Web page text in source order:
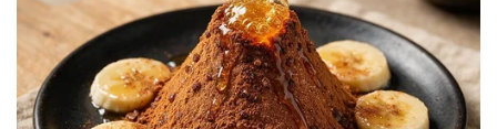
Tentang Katadata Advertising Karier
Pedoman Media Siber
Kebijakan Privasi
Disclaimer
Hubungi Kami
©2026 Katadata. Hak cipta dilindungi Undang-undang.